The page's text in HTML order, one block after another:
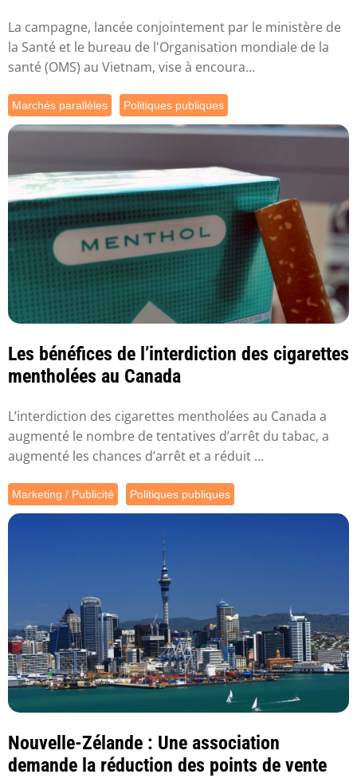
La campagne, lancée conjointement par le ministère de
la Santé et le bureau de l'Organisation mondiale de la
santé (OMS) au Vietnam, vise à encoura...
Marchés parallèles Politiques publiques
Les bénéfices de l’interdiction des cigarettes
mentholées au Canada
L’interdiction des cigarettes mentholées au Canada a
augmenté le nombre de tentatives d’arrêt du tabac, a
augmenté les chances d’arrêt et a réduit ...
Marketing / Publicité Politiques publiques
Nouvelle-Zélande : Une association
demande la réduction des points de vente